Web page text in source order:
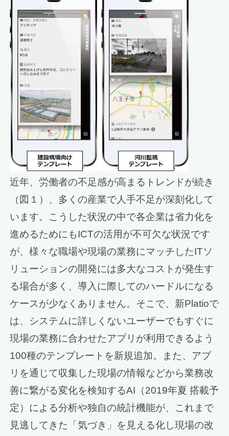
近年、労働者の不足感が高まるトレンドが続き
（図１）、多くの産業で人手不足が深刻化して
います。こうした状況の中で各企業は省力化を
進めるためにもICTの活用が不可欠な状況です
が、様々な職場や現場の業務にマッチしたITソ
リューションの開発には多大なコストが発生す
る場合が多く、導入に際してのハードルになる
ケースが少なくありません。そこで、新Platioで
は、システムに詳しくないユーザーでもすぐに
現場の業務に合わせたアプリが利用できるよう
100種のテンプレートを新規追加。また、アプ
リを通じて収集した現場の情報などから業務改
善に繋がる変化を検知するAI（2019年夏 搭載予
定）による分析や独自の統計機能が、これまで
見逃してきた「気づき」を見える化し現場の改